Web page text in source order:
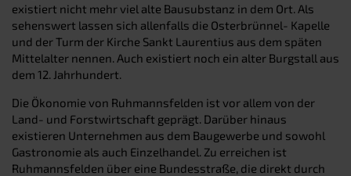
existiert nicht mehr viel alte Bausubstanz in dem Ort. Als
sehenswert lassen sich allenfalls die Osterbrünnel- Kapelle
und der Turm der Kirche Sankt Laurentius aus dem späten
Mittelalter nennen. Auch existiert noch ein alter Burgstall aus
dem 12. Jahrhundert.
Die Ökonomie von Ruhmannsfelden ist vor allem von der
Land- und Forstwirtschaft geprägt. Darüber hinaus
existieren Unternehmen aus dem Baugewerbe und sowohl
Gastronomie als auch Einzelhandel. Zu erreichen ist
Ruhmannsfelden über eine Bundesstraße, die direkt durch